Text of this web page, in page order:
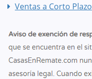
Ventas a Corto Plazo